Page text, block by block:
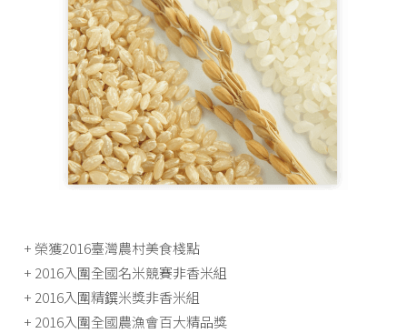
+ 榮獲2016臺灣農村美食棧點
+ 2016入圍全國名米競賽非香米組
+ 2016入圍精鐉米獎非香米組
+ 2016入圍全國農漁會百大精品獎